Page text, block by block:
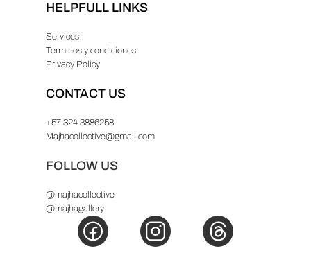
HELPFULL LINKS
Services
Terminos y condiciones
Privacy Policy
CONTACT US
+57 324 3886258
Majhacollective@gmail.com
FOLLOW US
@majhacollective
@majhagallery